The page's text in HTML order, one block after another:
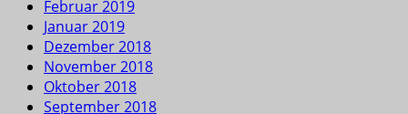
Februar 2019
Januar 2019
Dezember 2018
November 2018
Oktober 2018
September 2018